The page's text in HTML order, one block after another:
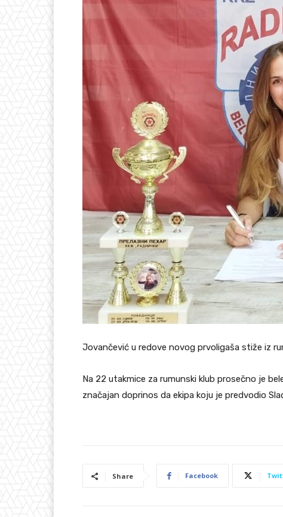
Jovančević u redove novog prvoligaša stiže iz
Na 22 utakmice za rumunski klub prosečno je
značajan doprinos da ekipa koju je predvodio
Share Facebook